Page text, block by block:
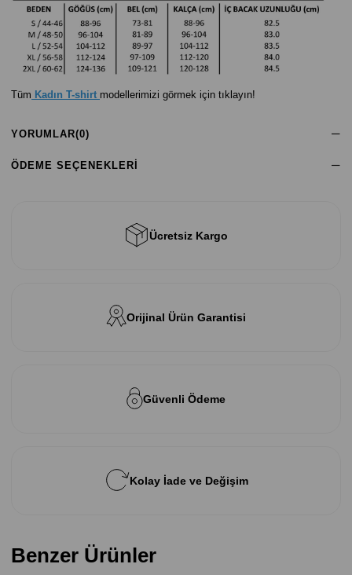
Tüm Kadın T-shirt modellerimizi görmek için tıklayın!
YORUMLAR(0)
ÖDEME SEÇENEKLERI
Ücretsiz Kargo
Orijinal Ürün Garantisi
Güvenli Ödeme
Kolay İade ve Değişim
Benzer Ürünler